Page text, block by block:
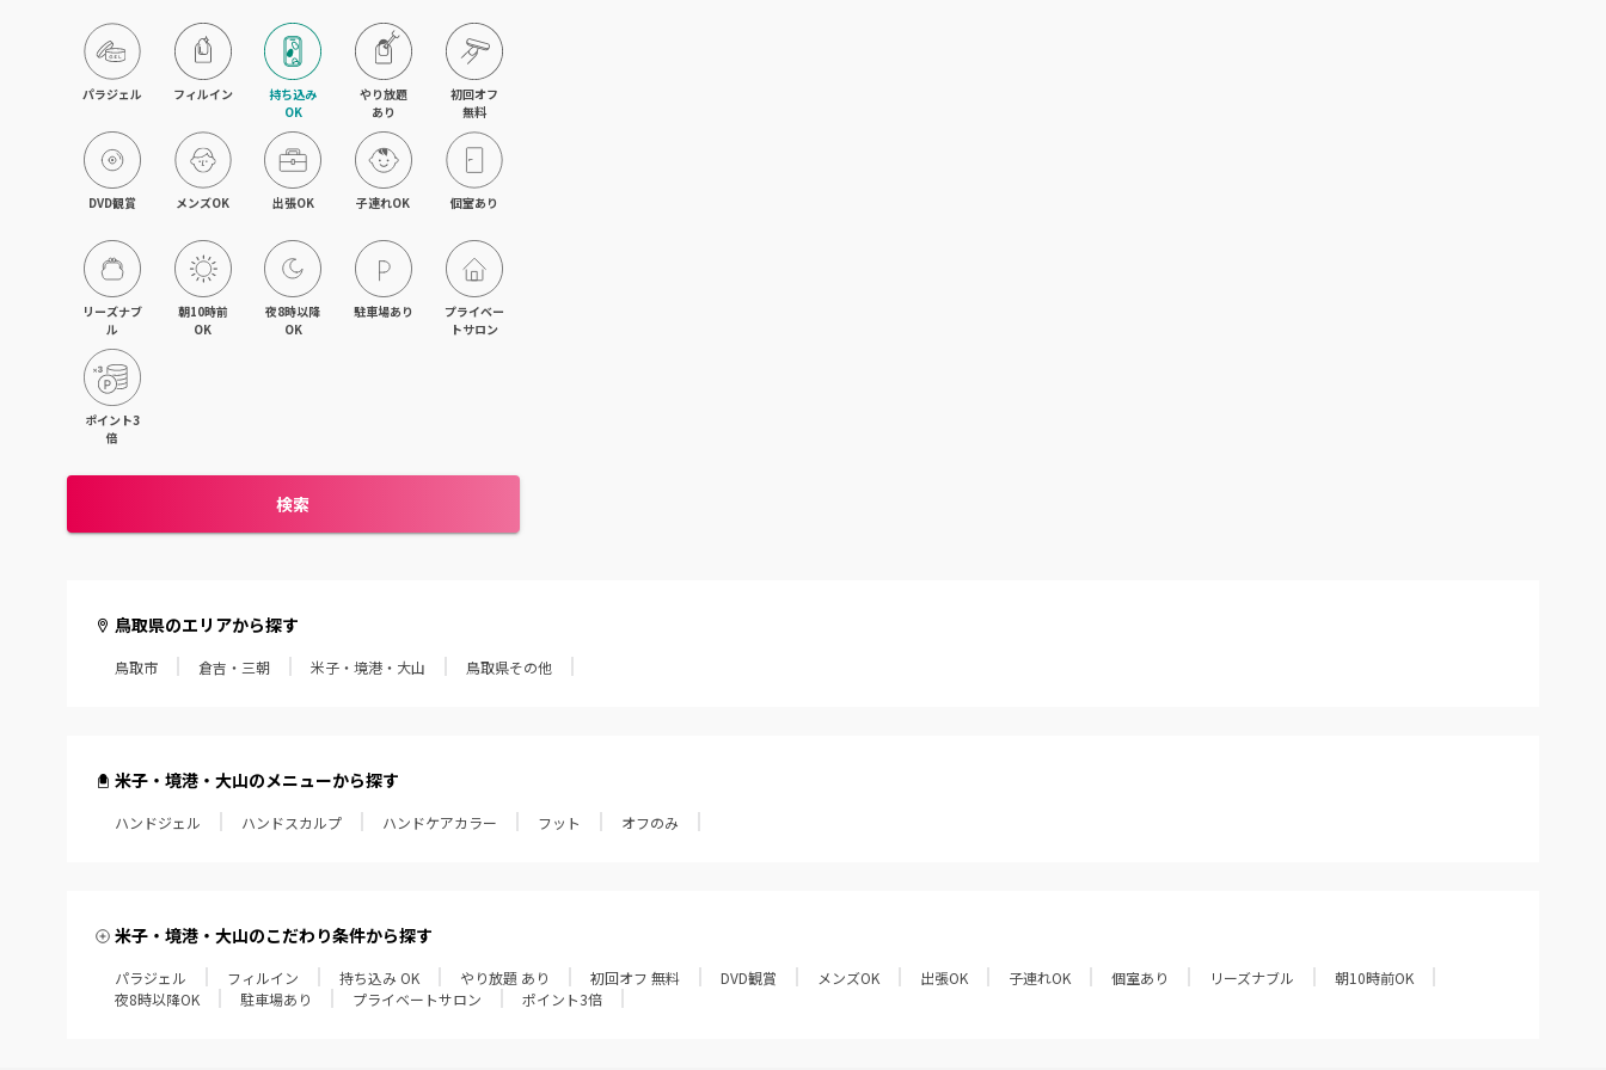
パラジェル フィルイン
持ち込み
OK
やり放題
あり
初回オフ
無料
DVD観賞 メンズOK 出張OK 子連れOK 個室あり
リーズナブ
ル
朝10時前
OK
夜8時以降
OK
駐車場あり
プライベー
トサロン
ポイント3
倍
検索
鳥取県のエリアから探す
鳥取市 倉吉・三朝 米子・境港・大山 鳥取県その他
米子・境港・大山のメニューから探す
ハンドジェル ハンドスカルプ ハンドケアカラー フット オフのみ
米子・境港・大山のこだわり条件から探す
パラジェル フィルイン 持ち込み OK やり放題 あり 初回オフ 無料 DVD観賞 メンズOK 出張OK 子連れOK 個室あり リーズナブル
朝10時前OK
夜8時以降OK
駐車場あり プライベートサロン ポイント3倍